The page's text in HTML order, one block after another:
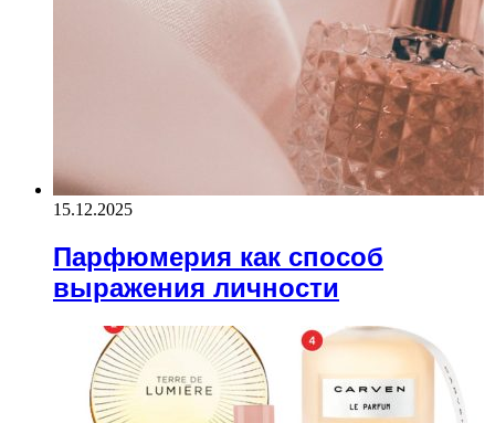
15.12.2025
Парфюмерия как способ
выражения личности